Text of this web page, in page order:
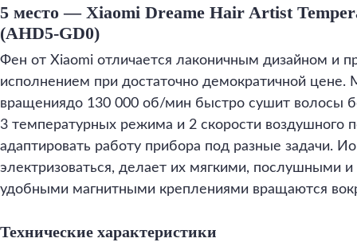
5 место — Xiaomi Dreame Hair Artist
(AHD5-GD0)
Фен от Xiaomi отличается лаконичным дизайном и
исполнением при достаточно демократичной
вращениядо 130 000 об/мин быстро сушит волосы
3 температурных режима и 2 скорости воздушного
адаптировать работу прибора под разные задачи.
электризоваться, делает их мягкими, послушными
удобными магнитными креплениями вращаются
Технические характеристики